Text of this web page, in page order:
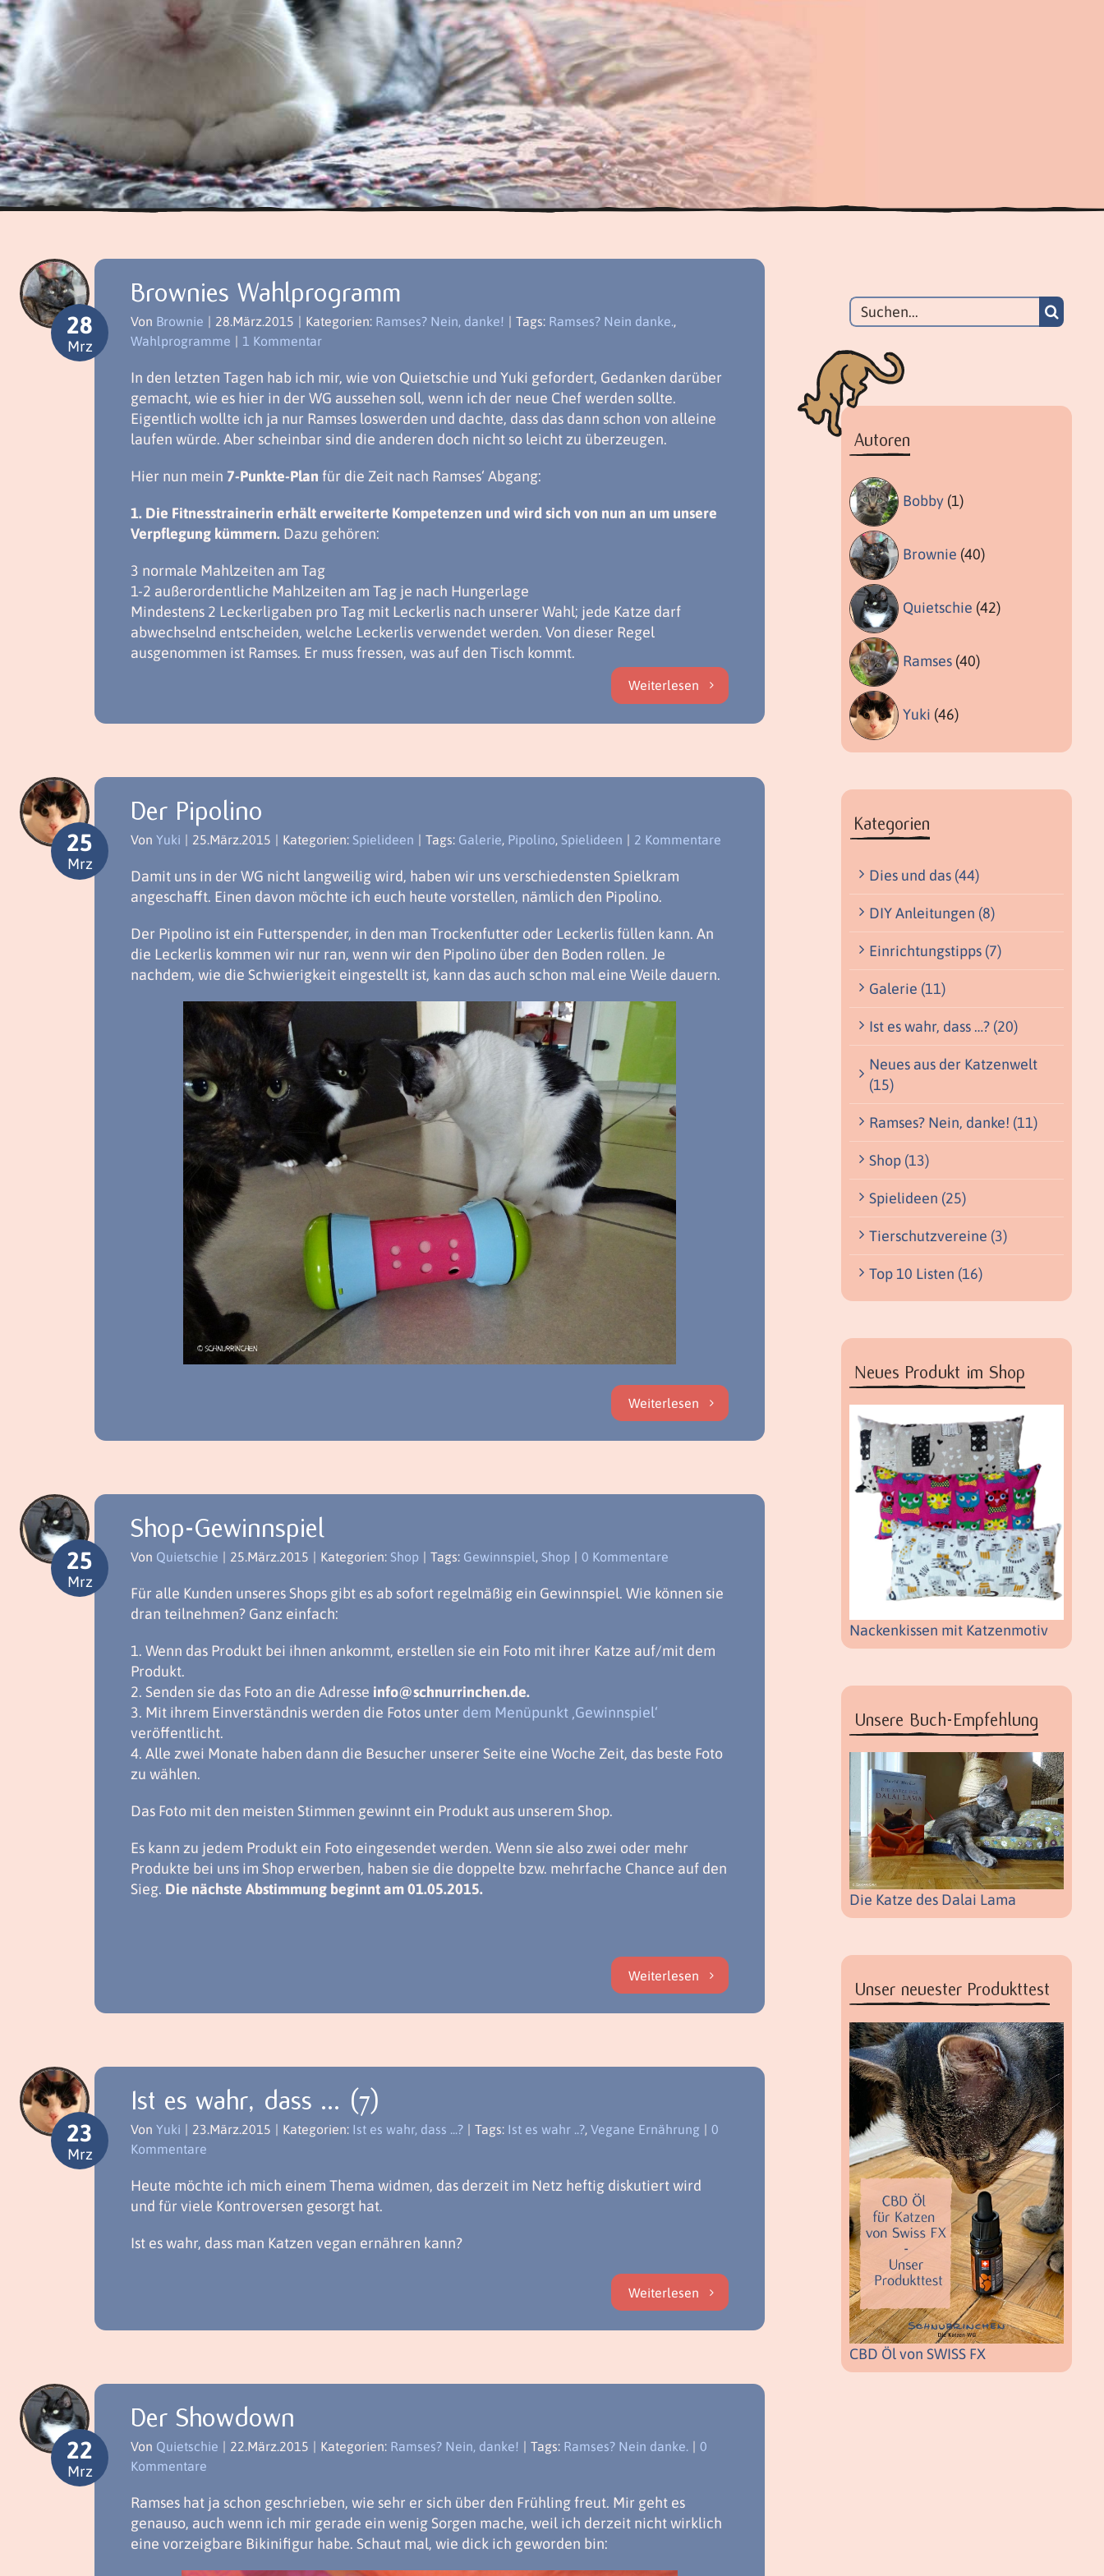
28
Mrz
Brownies Wahlprogramm
Von Brownie | 28.März.2015 | Kategorien: Ramses? Nein, danke! | Tags: Ramses? Nein danke.,
Wahlprogramme | 1 Kommentar
In den letzten Tagen hab ich mir, wie von Quietschie und Yuki gefordert, Gedanken darüber
gemacht, wie es hier in der WG aussehen soll, wenn ich der neue Chef werden sollte.
Eigentlich wollte ich ja nur Ramses loswerden und dachte, dass das dann schon von alleine
laufen würde. Aber scheinbar sind die anderen doch nicht so leicht zu überzeugen.
Hier nun mein 7-Punkte-Plan für die Zeit nach Ramses‘ Abgang:
1. Die Fitnesstrainerin erhält erweiterte Kompetenzen und wird sich von nun an um unsere
Verpflegung kümmern. Dazu gehören:
3 normale Mahlzeiten am Tag
1-2 außerordentliche Mahlzeiten am Tag je nach Hungerlage
Mindestens 2 Leckerligaben pro Tag mit Leckerlis nach unserer Wahl; jede Katze darf
abwechselnd entscheiden, welche Leckerlis verwendet werden. Von dieser Regel
ausgenommen ist Ramses. Er muss fressen, was auf den Tisch kommt.
Weiterlesen
25
Mrz
Der Pipolino
Von Yuki | 25.März.2015 | Kategorien: Spielideen | Tags: Galerie, Pipolino, Spielideen | 2 Kommentare
Damit uns in der WG nicht langweilig wird, haben wir uns verschiedensten Spielkram
angeschafft. Einen davon möchte ich euch heute vorstellen, nämlich den Pipolino.
Der Pipolino ist ein Futterspender, in den man Trockenfutter oder Leckerlis füllen kann. An
die Leckerlis kommen wir nur ran, wenn wir den Pipolino über den Boden rollen. Je
nachdem, wie die Schwierigkeit eingestellt ist, kann das auch schon mal eine Weile dauern.
Weiterlesen
25
Mrz
Shop-Gewinnspiel
Von Quietschie 25.März.2015 Kategorien: Shop Tags: Gewinnspiel , Shop 0 Kommentare
Für alle Kunden unseres Shops gibt es ab sofort regelmäßig ein Gewinnspiel. Wie können sie
dran teilnehmen? Ganz einfach:
1. Wenn das Produkt bei ihnen ankommt, erstellen sie ein Foto mit ihrer Katze auf/mit dem
Produkt.
2. Senden sie das Foto an die Adresse info@schnurrinchen.de.
3. Mit ihrem Einverständnis werden die Fotos unter dem Menüpunkt ‚Gewinnspiel‘
veröffentlicht.
4. Alle zwei Monate haben dann die Besucher unserer Seite eine Woche Zeit, das beste Foto
zu wählen.
Das Foto mit den meisten Stimmen gewinnt ein Produkt aus unserem Shop.
Es kann zu jedem Produkt ein Foto eingesendet werden. Wenn sie also zwei oder mehr
Produkte bei uns im Shop erwerben, haben sie die doppelte bzw. mehrfache Chance auf den
Sieg. Die nächste Abstimmung beginnt am 01.05.2015.
Weiterlesen
23
Mrz
Ist es wahr, dass … (7)
Von Yuki | 23.März.2015 | Kategorien: Ist es wahr, dass ...? | Tags: Ist es wahr ..?, Vegane Ernährung | 0
Kommentare
Heute möchte ich mich einem Thema widmen, das derzeit im Netz heftig diskutiert wird
und für viele Kontroversen gesorgt hat.
Ist es wahr, dass man Katzen vegan ernähren kann?
Weiterlesen
22
Mrz
Der Showdown
Von Quietschie | 22.März.2015 | Kategorien: Ramses? Nein, danke! | Tags: Ramses? Nein danke. | 0
Kommentare
Ramses hat ja schon geschrieben, wie sehr er sich über den Frühling freut. Mir geht es
genauso, auch wenn ich mir gerade ein wenig Sorgen mache, weil ich derzeit nicht wirklich
eine vorzeigbare Bikinifigur habe. Schaut mal, wie dick ich geworden bin:
Suche
nach:
Autoren
Bobby(1)
Brownie (40)
Quietschie (42)
Ramses(40)
Yuki (46)
Kategorien
Dies und das (44)
DIY Anleitungen (8)
Einrichtungstipps (7)
Galerie (11)
Ist es wahr, dass …? (20)
Neues aus der Katzenwelt
(15)
Ramses? Nein, danke! (11)
Shop (13)
Spielideen (25)
Tierschutzvereine (3)
Top 10 Listen (16)
Neues Produkt im Shop
Nackenkissen mit Katzenmotiv
Unsere Buch-Empfehlung
Die Katze des Dalai Lama
Unser neuester Produkttest
CBD Öl von SWISS FX